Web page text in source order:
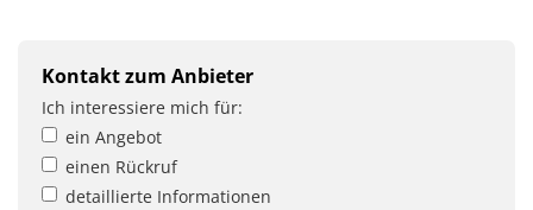
Kontakt zum Anbieter
Ich interessiere mich für:
ein Angebot
einen Rückruf
detaillierte Informationen